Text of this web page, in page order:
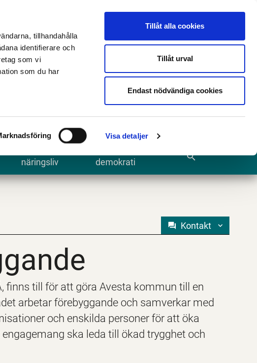
tillhandahålla
identifierare och
som vi
som du har
Visa detaljer
Tillåt alla cookies
Tillåt urval
Endast nödvändiga cookies
E-tjänster och blanketter Translate
Sök
näringsliv
demokrati
search
Kontakt
finns till för att göra Avesta kommun till en
arbetar förebyggande och samverkar med
och enskilda personer för att öka
ska leda till ökad trygghet och